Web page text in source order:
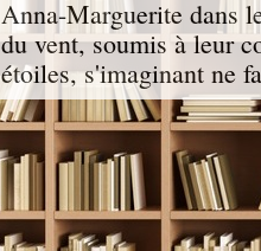
Anna-Marguerite dans
du vent, soumis à leur
étoiles, s'imaginant ne